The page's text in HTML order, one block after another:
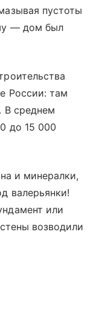
пустоты
— дом был
России: там
В среднем
до 15 000
и минералки,
валерьянки!
или
возводили